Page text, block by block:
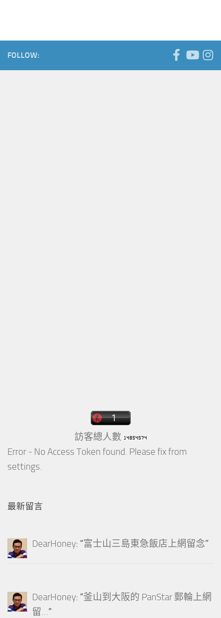
FOLLOW:
訪客總人數
Error - No Access Token found. Please fix from
settings.
最新留言
DearHoney: “富士山三島東急飯店上網留念”
DearHoney: “釜山到大阪的 PanStar 郵輪上網
留…”